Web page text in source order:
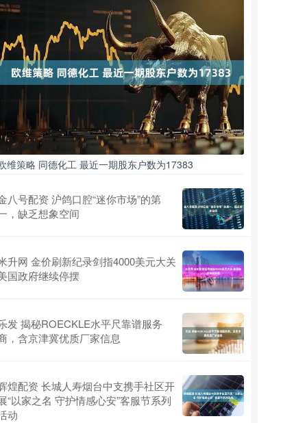
维策略 同德化工 最近一期股东户数为17383
八号配资 沪鸽口腔“迷你市场”的第
，缺乏想象空间
升网 金价刷新纪录剑指4000美元大关
国政府继续停摆
发 揭秘ROECKLE水平尺靠谱服务
，含京津冀优质厂家信息
煌配资 长城人寿烟台中支携手社区开
“以家之名 守护情感心安”客服节系列
动